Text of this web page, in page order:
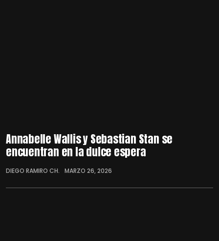
Annabelle Wallis y Sebastian Stan se
encuentran en la dulce espera
DIEGO RAMIRO CH. MARZO 26, 2026